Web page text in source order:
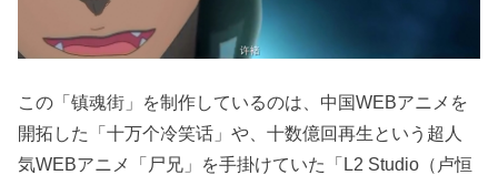
この「镇魂街」を制作しているのは、中国WEBアニメを
開拓した「十万个冷笑话」や、十数億回再生という超人
気WEBアニメ「尸兄」を手掛けていた「L2 Studio（卢恒